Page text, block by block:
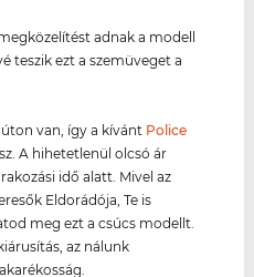
adnak a modell
teszik ezt a szemüveget a
van, így a kívánt Police
A hihetetlenül olcsó ár
idő alatt. Mivel az
Eldorádója, Te is
meg ezt a csúcs modellt.
az nálunk